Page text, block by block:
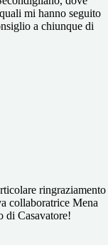
mi hanno seguito
a chiunque di
ringraziamento
collaboratrice Mena
di Casavatore!